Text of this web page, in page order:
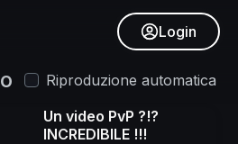
Login
Riproduzione automatica
Un video PvP ?!?
INCREDIBILE !!!